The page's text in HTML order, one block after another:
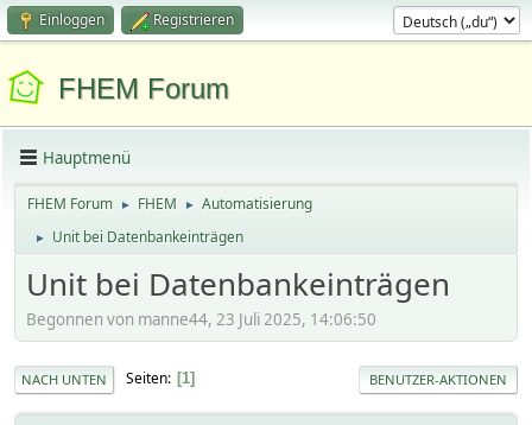
Einloggen Registrieren
FHEM Forum
Hauptmenü
FHEM Forum ► FHEM ► Automatisierung
► Unit bei Datenbankeinträgen
Unit bei Datenbankeinträgen
Begonnen von manne44, 23 Juli 2025, 14:06:50
NACH UNTEN Seiten 1 BENUTZER-AKTIONEN